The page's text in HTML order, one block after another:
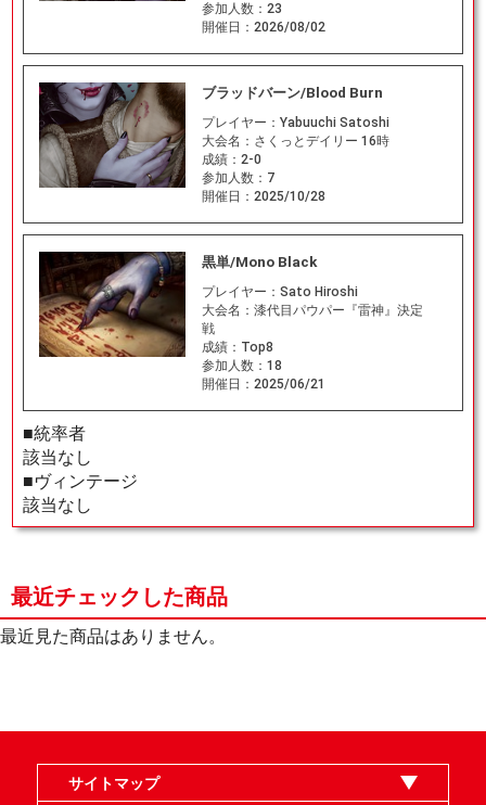
参加人数： 23
開催日： 2026/08/02
ブラッドバーン/Blood Burn
プレイヤー： Yabuuchi Satoshi
大会名： さくっとデイリー 16時
成績： 2-0
参加人数： 7
開催日： 2025/10/28
黒単/Mono Black
プレイヤー： Sato Hiroshi
大会名： 漆代目パウパー『雷神』決定
戦
成績： Top8
参加人数： 18
開催日： 2025/06/21
■統率者
該当なし
■ヴィンテージ
該当なし
最近チェックした商品
最近見た商品はありません。
サイトマップ